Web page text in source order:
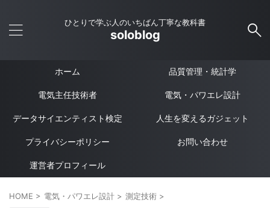
ひとりで学ぶ人のいちばん丁寧な教科書
soloblog
ホーム 品質管理・統計学
電気主任技術者 電気・パワエレ設計
データサイエンティスト検定 人生を変えるガジェット
プライバシーポリシー お問い合わせ
運営者プロフィール
HOME > 電気・パワエレ設計 > 測定技術 >